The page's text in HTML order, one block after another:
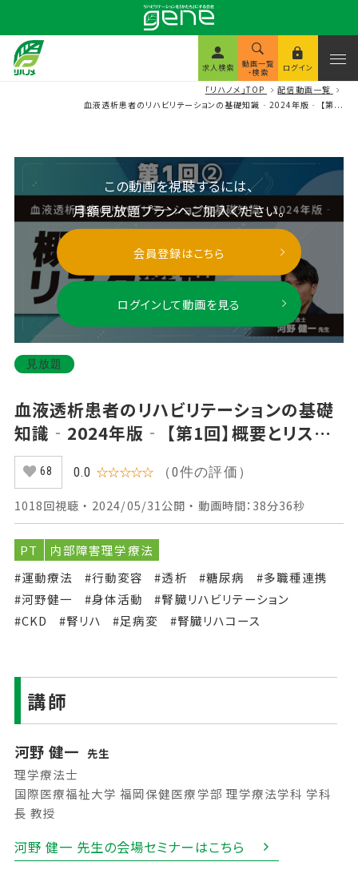
求人検索 動画一覧
・検索 ログイン
「リハノメ」TOP
配信動画一覧
血液透析患者のリハビリテーションの基礎知識‐2024年版‐ 【第...
この動画を視聴するには、
月額見放題プランへご加入ください。
会員登録はこちら
ログインして動画を見る
見放題
血液透析患者のリハビリテーションの基礎
知識‐2024年版‐ 【第1回】概要とリスク
管理 Part②腎機能と慢性腎不全・関連疾
患の病態
68 0.0 ☆☆☆☆☆ （0件の評価）
1018回視聴 ・ 2024/05/31公開 ・ 動画時間：38分36秒
PT
内部障害理学療法
#運動療法
#行動変容 #透析 #糖尿病
#多職種連携
#河野健一
#身体活動
#腎臓リハビリテーション
#CKD
#腎リハ #足病変 #腎臓リハコース
講師
河野 健一 先生
理学療法士
国際医療福祉大学 福岡保健医療学部 理学療法学科 学科
長 教授
河野 健一 先生の会場セミナーはこちら